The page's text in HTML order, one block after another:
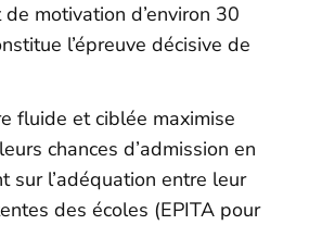
motivation d’environ 30
l’épreuve décisive de
fluide et ciblée maximise
chances d’admission en
sur l’adéquation entre leur
des écoles (EPITA pour